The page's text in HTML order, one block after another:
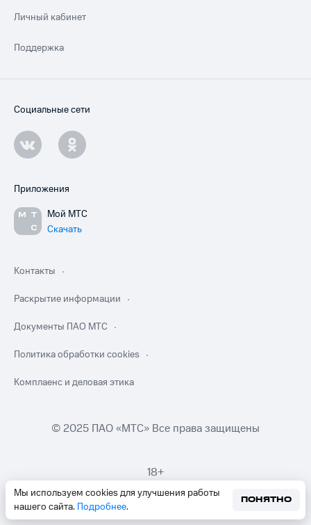
Мы используем cookies для улучшения работы
нашего сайта. Подробнее.
ПОНЯТНО
Личный кабинет
Поддержка
Социальные сети
Приложения
Мой МТС
Скачать
Контакты
Раскрытие информации
Документы ПАО МТС
Политика обработки cookies
Комплаенс и деловая этика
© 2025 ПАО «МТС» Все права защищены
18+